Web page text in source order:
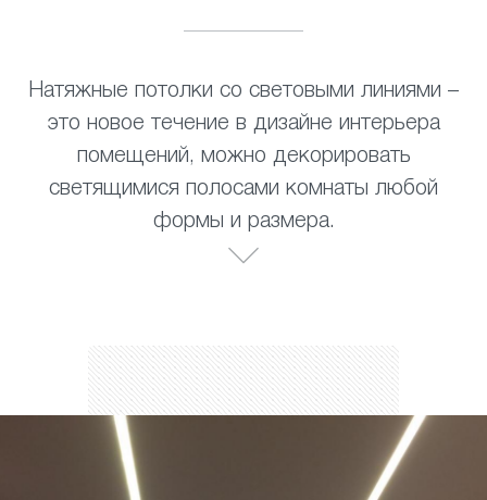
Натяжные потолки со световыми линиями –
это новое течение в дизайне интерьера
помещений, можно декорировать
светящимися полосами комнаты любой
формы и размера.